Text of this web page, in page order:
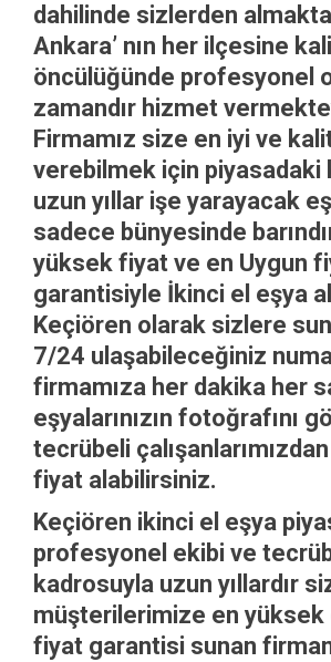
dahilinde sizlerden
Ankara’ nın her ilçesine
öncülüğünde profesyonel
zamandır hizmet
Firmamız size en iyi ve
verebilmek için piyasadaki
uzun yıllar işe yarayacak
sadece bünyesinde
yüksek fiyat ve en Uygun
garantisiyle İkinci el eşya
Keçiören olarak sizlere
7/24 ulaşabileceğiniz
firmamıza her dakika her
eşyalarınızın fotoğrafını
tecrübeli
fiyat alabilirsiniz.
Keçiören ikinci el eşya
profesyonel ekibi ve
kadrosuyla uzun yıllardır
müşterilerimize en yüksek
fiyat garantisi sunan